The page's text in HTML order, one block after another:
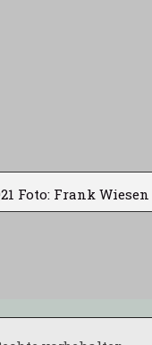
Foto: Frank Wiesen